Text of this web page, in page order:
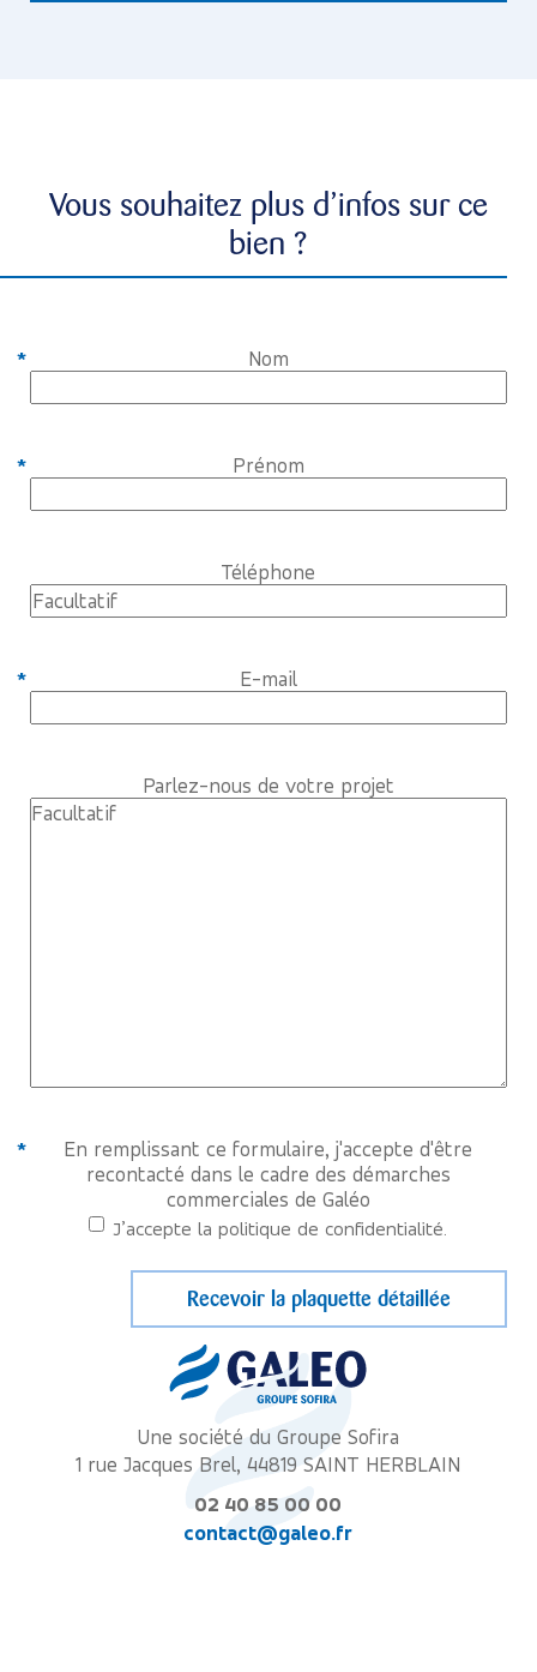
Vous souhaitez plus d’infos sur ce
bien ?
Nom
Prénom
Téléphone
E-mail
Parlez-nous de votre projet
En remplissant ce formulaire, j'accepte d'être
recontacté dans le cadre des démarches
commerciales de Galéo
J’accepte la politique de confidentialité.
Une société du Groupe Sofira
1 rue Jacques Brel, 44819 SAINT HERBLAIN
02 40 85 00 00
contact@galeo.fr